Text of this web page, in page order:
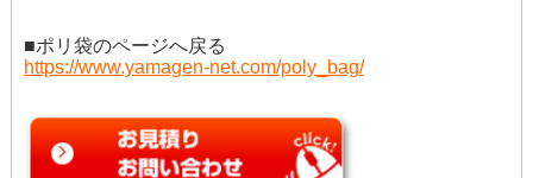
■ポリ袋のページへ戻る
https://www.yamagen-net.com/poly_bag/